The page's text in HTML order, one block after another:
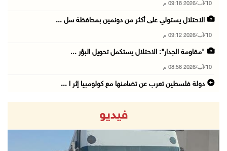
10/آب/2026 09:18 م
الاحتلال يستولي على أكثر من دونمين بمحافظة سل ...
10/آب/2026 09:12 م
"مقاومة الجدار": الاحتلال يستكمل تحويل البؤر ...
10/آب/2026 08:56 م
دولة فلسطين تعرب عن تضامنها مع كولومبيا إثر ا ...
الاحتلال يعتقل شقيقين من الأغوار الشمالية
10/آب/2026 08:06 م
مستعمرون إرهابيون يواصلون حصار منزل في بلدة ق ...
فيديو